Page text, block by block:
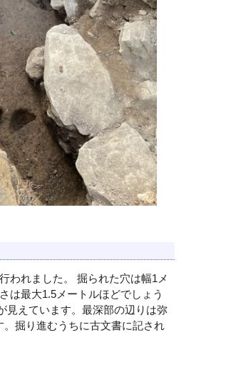
われました。 掘られた穴は幅1メ
は最大1.5メートルほどでしょう
見えています。最深部の辺りは弥
掘り進むうちに古文書に記され